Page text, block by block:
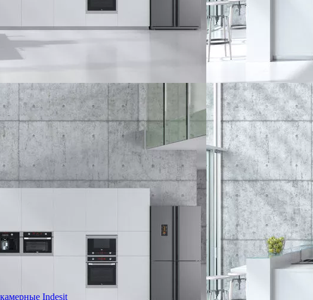
Indesit